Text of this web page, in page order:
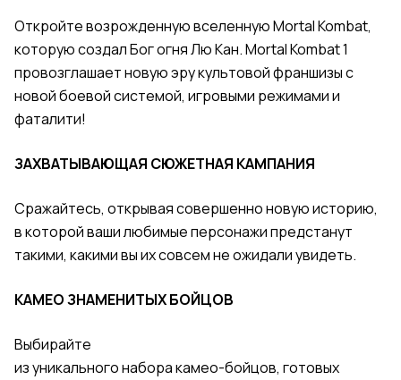
Откройте возрожденную вселенную Mortal Kombat,
которую создал Бог огня Лю Кан. Mortal Kombat 1
провозглашает новую эру культовой франшизы с
новой боевой системой, игровыми режимами и
фаталити!
ЗАХВАТЫВАЮЩАЯ СЮЖЕТНАЯ КАМПАНИЯ
Сражайтесь, открывая совершенно новую историю,
в которой ваши любимые персонажи предстанут
такими, какими вы их совсем не ожидали увидеть.
КАМЕО ЗНАМЕНИТЫХ БОЙЦОВ
Выбирайте
из уникального набора камео-бойцов, готовых